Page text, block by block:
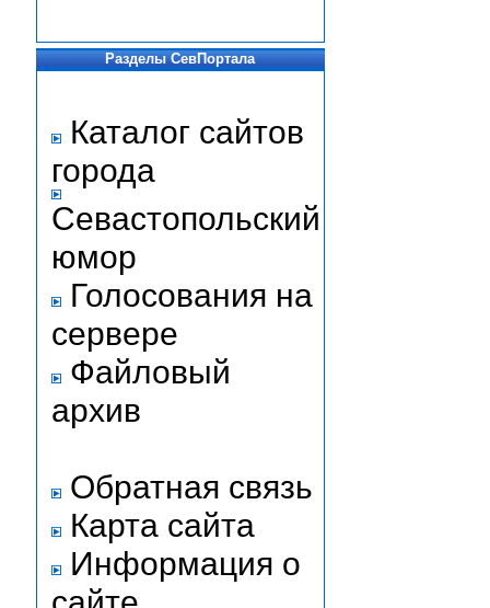
Разделы СевПортала
Каталог сайтов
города
Севастопольский
юмор
Голосования на
сервере
Файловый
архив
Обратная связь
Карта сайта
Информация о